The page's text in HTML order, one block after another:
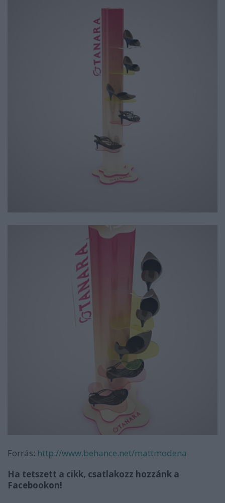
Forrás: http://www.behance.net/mattmodena
Ha tetszett a cikk, csatlakozz hozzánk a
Facebookon!